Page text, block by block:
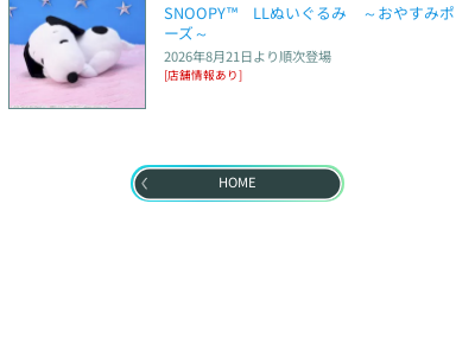
SNOOPY™　LLぬいぐるみ　～おやすみポ
ーズ～
2026年8月21日より順次登場
[店舗情報あり]
HOME